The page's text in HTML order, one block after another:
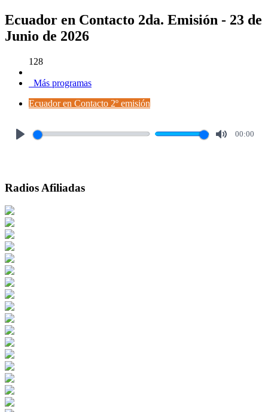
Ecuador en Contacto 2da. Emisión - 23 de
Junio de 2026
128
Más programas
Ecuador en Contacto 2º emisión
00:00
Radios Afiliadas